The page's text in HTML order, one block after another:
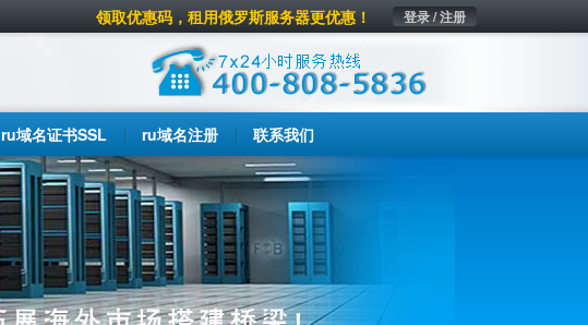
登录 / 注册
领取优惠码，租用俄罗斯服务器更优惠！
ru域名证书SSL ru域名注册 联系我们